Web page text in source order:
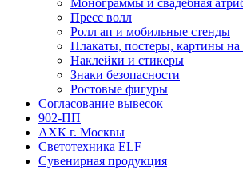
Монограммы и свадебная
Пресс волл
Ролл ап и мобильные стенды
Плакаты, постеры, картины на
Наклейки и стикеры
Знаки безопасности
Ростовые фигуры
Согласование вывесок
902-ПП
АХК г. Москвы
Светотехника ELF
Сувенирная продукция